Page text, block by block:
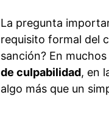
La pregunta
requisito formal del
sanción? En
de culpabilidad, en
algo más que un